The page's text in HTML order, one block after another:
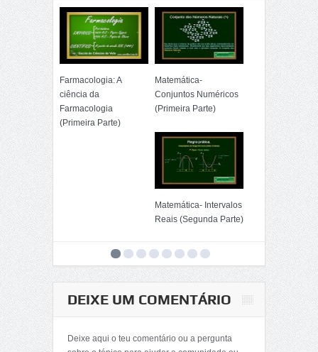
Farmacologia: A
ciência da
Farmacologia
(Primeira Parte)
Matemática-
Conjuntos Numéricos
(Primeira Parte)
Matemática- Intervalos
Reais (Segunda Parte)
(Décima Primeira
DEIXE UM COMENTÁRIO
Deixe aqui o teu comentário ou a pergunta